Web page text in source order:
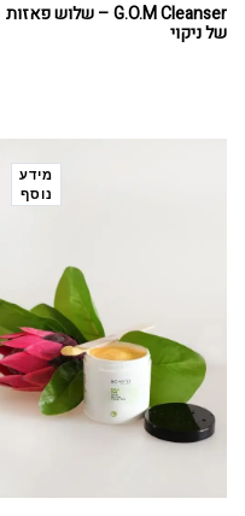
G.O.M Cleanser – שלוש פאזות
של ניקוי
מידע
נוסף